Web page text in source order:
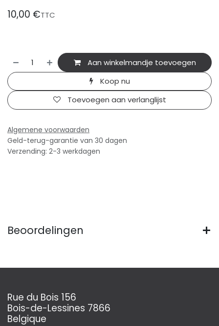
10,00 €TTC
Aan winkelmandje toevoegen
Koop nu
Toevoegen aan verlanglijst
Algemene voorwaarden
Geld-terug-garantie van 30 dagen
Verzending: 2-3 werkdagen
Beoordelingen
Rue du Bois 156
Bois-de-Lessines 7866
Belgique